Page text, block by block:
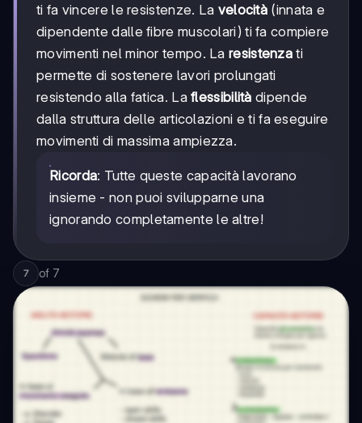
ti fa vincere le resistenze. La velocità (innata e
dipendente dalle fibre muscolari) ti fa compiere
movimenti nel minor tempo. Laresistenza ti
permette di sostenere lavori prolungati
resistendo alla fatica. Laflessibilità dipende
dalla struttura delle articolazioni e ti fa eseguire
movimenti di massima ampiezza.
Ricorda: Tutte queste capacità lavorano
insieme - non puoi svilupparne una
ignorando completamente le altre!
7 of 7